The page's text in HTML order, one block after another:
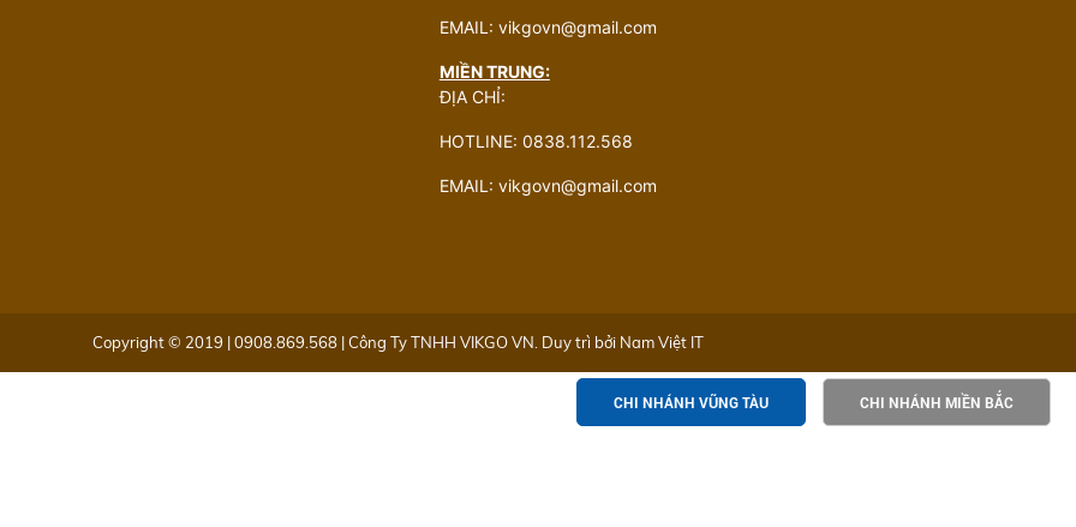
EMAIL: vikgovn@gmail.com
MIỀN TRUNG:
ĐỊA CHỈ:
HOTLINE: 0838.112.568
EMAIL: vikgovn@gmail.com
Copyright © 2019 | 0908.869.568 | Công Ty TNHH VIKGO VN. Duy trì bởi Nam Việt IT
CHI NHÁNH VŨNG TÀU CHI NHÁNH MIỀN BẮC